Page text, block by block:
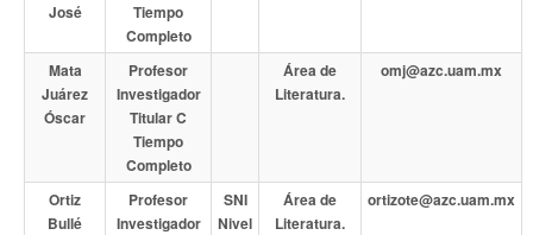
José
Tiempo
Completo
Mata
Juárez
Óscar
Profesor
Investigador
Titular C
Tiempo
Completo
Área de
Literatura.
omj@azc.uam.mx
Ortiz
Bullé
Profesor
Investigador
SNI
Nivel
Área de
Literatura.
ortizote@azc.uam.mx